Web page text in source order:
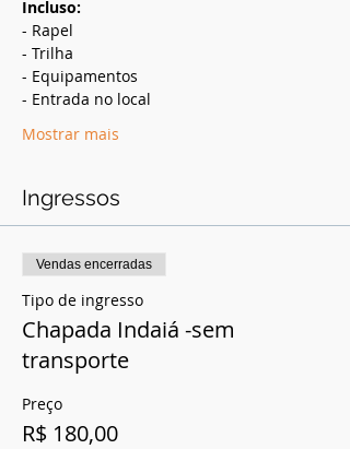
Incluso:
- Rapel
- Trilha
- Equipamentos
- Entrada no local
Mostrar mais
Ingressos
Vendas encerradas
Tipo de ingresso
Chapada Indaiá -sem
transporte
Preço
R$ 180,00